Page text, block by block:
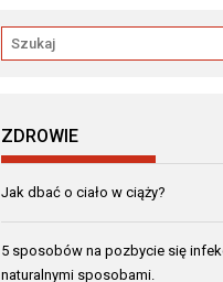
ZDROWIE
Jak dbać o ciało w ciąży?
5 sposobów na pozbycie się
naturalnymi sposobami.